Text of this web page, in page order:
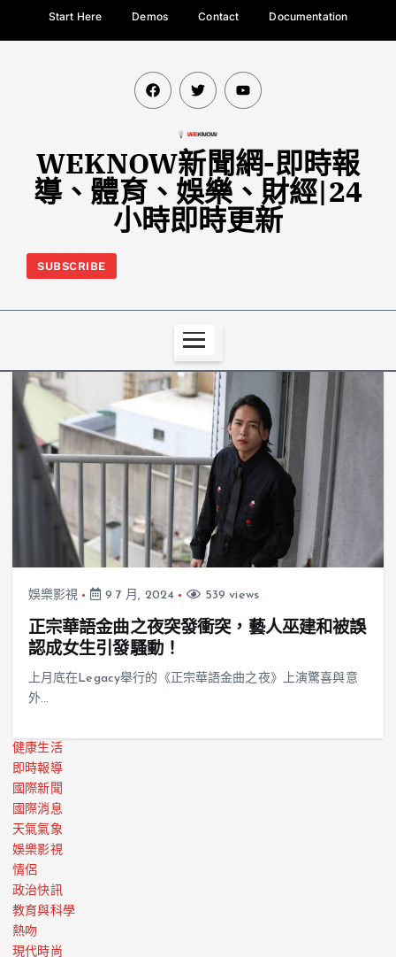
Start Here Demos Contact Documentation
WEKNOW新聞網-即時報
導、體育、娛樂、財經|24
小時即時更新
SUBSCRIBE
娛樂影視 9 7 月, 2024 539 views
正宗華語金曲之夜突發衝突，藝人巫建和被誤
認成女生引發騷動！
上月底在Legacy舉行的《正宗華語金曲之夜》上演驚喜與意
外…
健康生活
即時報導
國際新聞
國際消息
天氣氣象
娛樂影視
情侶
政治快訊
教育與科學
熱吻
現代時尚